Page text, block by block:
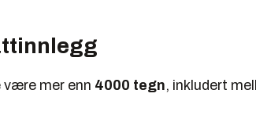
være mer enn 4000 tegn, inkludert